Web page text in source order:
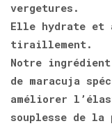
vergetures.
Elle hydrate et
tiraillement.
Notre
de maracuja
améliorer
souplesse de la